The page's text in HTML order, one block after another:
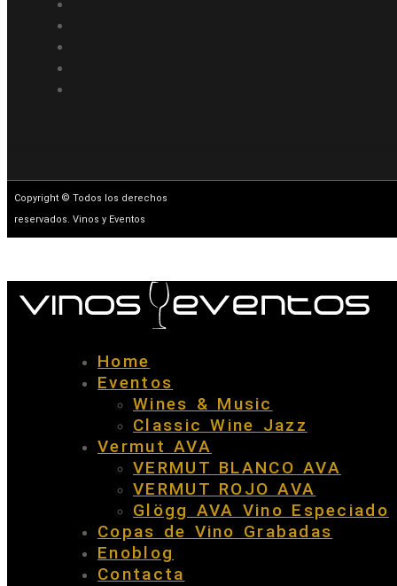
Copyright © Todos los derechos
reservados. Vinos y Eventos
Home
Eventos
Wines & Music
Classic Wine Jazz
Vermut AVA
VERMUT BLANCO AVA
VERMUT ROJO AVA
Glögg AVA Vino Especiado
Copas de Vino Grabadas
Enoblog
Contacta